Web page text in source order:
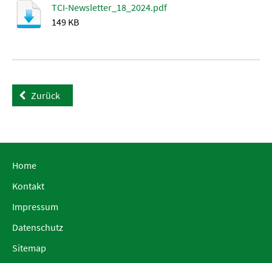
TCI-Newsletter_18_2024.pdf
149 KB
Zurück
Home
Kontakt
Impressum
Datenschutz
Sitemap